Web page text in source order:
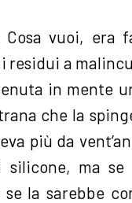
vuoi, era
residui a
in mente
che la
più da
ma se
la sarebbe